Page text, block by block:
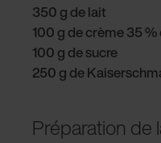
350 g de lait
100 g de crème 35
100 g de sucre
250 g de
Préparation de